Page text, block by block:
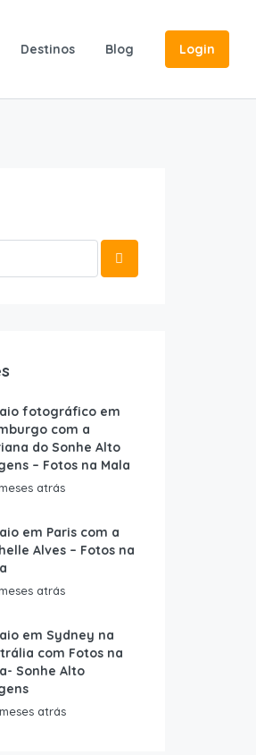
Destinos Blog Login
fotográfico em
com a
do Sonhe Alto
– Fotos na Mala
atrás
em Paris com a
Alves – Fotos na
atrás
em Sydney na
com Fotos na
Sonhe Alto
atrás